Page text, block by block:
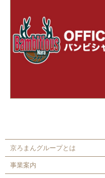
京ろまんグループとは
事業案内